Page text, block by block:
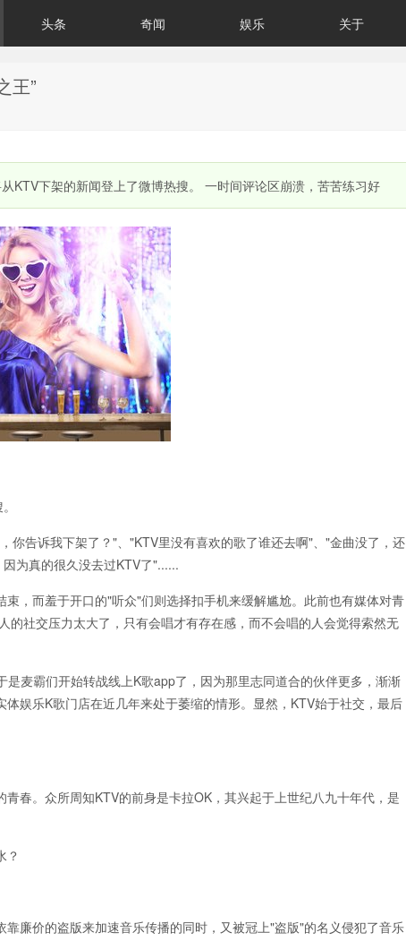
头条 奇闻 娱乐 关于
王”
KTV下架的新闻登上了微博热搜。 一时间评论区崩溃，苦苦练习好
你告诉我下架了？"、"KTV里没有喜欢的歌了谁还去啊"、"金曲没了，还
为真的很久没去过KTV了"......
，而羞于开口的"听众"们则选择扣手机来缓解尴尬。此前也有媒体对青
社交压力太大了，只有会唱才有存在感，而不会唱的人会觉得索然无
麦霸们开始转战线上K歌app了，因为那里志同道合的伙伴更多，渐渐
娱乐K歌门店在近几年来处于萎缩的情形。显然，KTV始于社交，最后
春。众所周知KTV的前身是卡拉OK，其兴起于上世纪八九十年代，是
？
廉价的盗版来加速音乐传播的同时，又被冠上"盗版"的名义侵犯了音乐